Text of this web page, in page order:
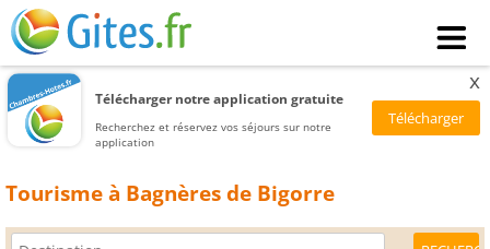
Télécharger notre application gratuite
Recherchez et réservez vos séjours sur notre
application
x
Tourisme à Bagnères de Bigorre